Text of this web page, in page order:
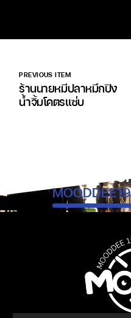
PREVIOUS ITEM
ร้านนายหมีปลาหมึกปิ้ง
น้ำจิ้มโคตรแซ่บ
Let’s